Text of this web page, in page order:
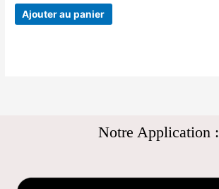
Ajouter au panier
Notre Application :